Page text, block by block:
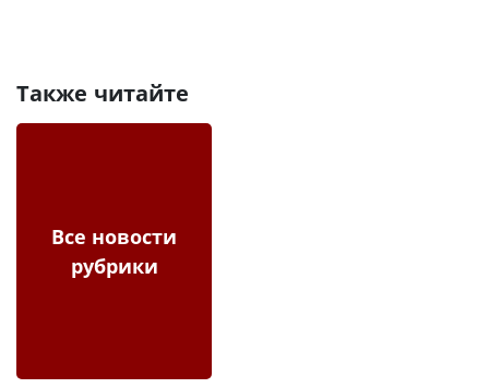
Также читайте
Все новости
рубрики